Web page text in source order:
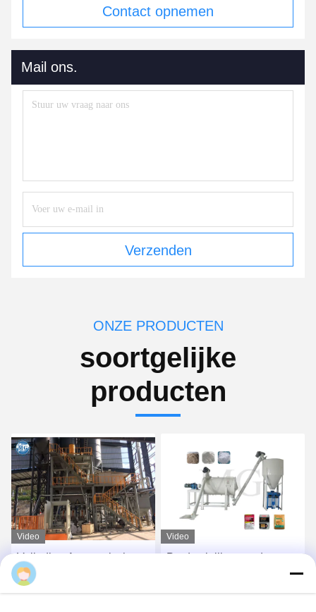
Contact opnemen
Mail ons.
Verzenden
ONZE PRODUCTEN
soortgelijke
producten
Video
Volledige Automatische
Droge Mortierproductielijn
met Robot/het Palletiseren
Video
Productielijn voor droge
investering